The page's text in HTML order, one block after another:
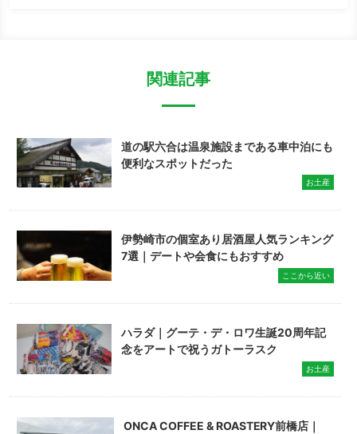
関連記事
道の駅六合は温泉施設まである車中泊にも
便利なスポットだった
お土産
伊勢崎市の個室あり居酒屋人気ランキング
7選｜デートや会食にもおすすめ
ここから近い
ハラダ｜グーテ・デ・ロワ生誕20周年記
念をアートで祝うガトーラスク
お土産
ONCA COFFEE & ROASTERY前橋店｜